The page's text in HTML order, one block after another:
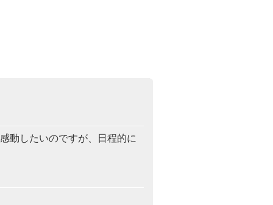
動したいのですが、日程的に